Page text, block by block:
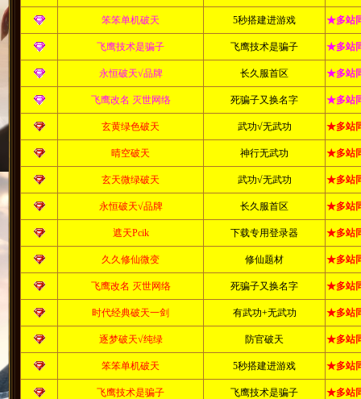
笨笨单机破天 5秒搭建进游戏 ★多站
飞鹰技术是骗子 飞鹰技术是骗子 ★多站
永恒破天√品牌 长久服首区 ★多站
飞鹰改名 灭世网络 死骗子又换名字 ★多站
玄黄绿色破天 武功√无武功 ★多站
晴空破天 神行无武功 ★多站
玄天微绿破天 武功√无武功 ★多站
永恒破天√品牌 长久服首区 ★多站
遮天Pcik 下载专用登录器 ★多站
久久修仙微变 修仙题材 ★多站
飞鹰改名 灭世网络 死骗子又换名字 ★多站
时代经典破天一剑 有武功+无武功 ★多站
逐梦破天√纯绿 防官破天 ★多站
笨笨单机破天 5秒搭建进游戏 ★多站
飞鹰技术是骗子 飞鹰技术是骗子 ★多站